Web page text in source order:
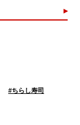
#ちらし寿司